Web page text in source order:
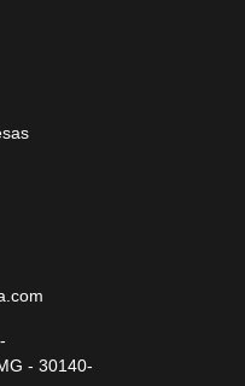
- 30140-